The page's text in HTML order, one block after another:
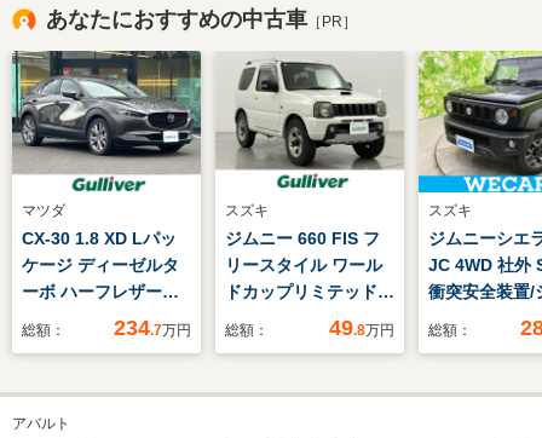
あなたにおすすめの中古車 ［PR］
マツダ
CX-30 1.8 XD Lパッ
ケージ ディーゼルタ
ーボ ハーフレザーシ
ート/メモリシート/シ
ル/ヘッドアップディ
スプレイ/パーキング
総額： 234.7万円
スズキ
ジムニー 660 FIS フ
リースタイル ワール
ドカップリミテッド
4WD 禁煙車 4WD
ー ETC 背面タイ
総額： 49.8万円
スズキ
ジムニーシエ
JC 4WD 社外
衝突安全装置/
ヒーター/車線
ヘッドランプ
総額：
アバルト